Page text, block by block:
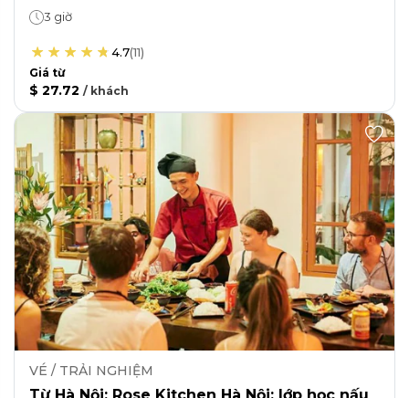
3 giờ
4.7(11)
Giá từ
$ 27.72 / khách
VÉ / TRẢI NGHIỆM